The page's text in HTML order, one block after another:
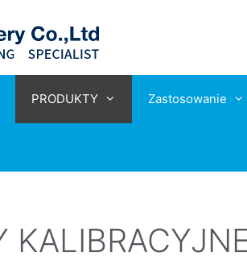
PRODUKTY Zastosowanie